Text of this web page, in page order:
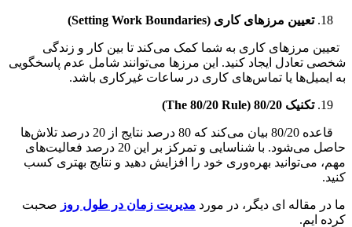
تعیین مرزهای کاری (Setting Work Boundaries
)
مرزهای کاری به شما کمک می‌کند تا بین کار و زندگی
تعادل ایجاد کنید. این مرزها می‌توانند شامل عدم پاسخگویی
یا تماس‌های کاری در ساعات غیرکاری باشد.
تکنیک 80/20 ( The 80/20 Rule
)
قاعده 80/20 بیان می‌کند که 80 درصد نتایج از 20 درصد تلاش‌ها
حاصل می‌شود. با شناسایی و تمرکز بر این 20 درصد فعالیت‌های
می‌توانید بهره‌وری خود را افزایش دهید و نتایج بهتری کسب
مقاله ای دیگر، در موردمدیریت زمان در طول روز صحبت
ایم.